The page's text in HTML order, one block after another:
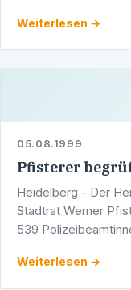
Heidelberger
Weiterlesen →
05.08.1999
Pfisterer
Heidelberg - Der
Stadtrat Werner
539
Weiterlesen →